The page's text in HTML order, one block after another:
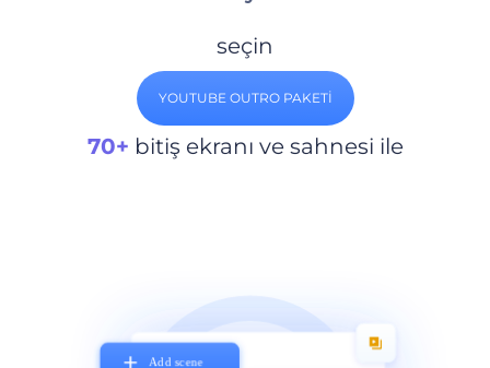
seçin
YOUTUBE OUTRO PAKETI
70+ bitiş ekranı ve sahnesi ile